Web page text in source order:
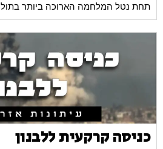
תחת נטל המלחמה הארוכה ביותר
כניסה קרקעית ללבנון